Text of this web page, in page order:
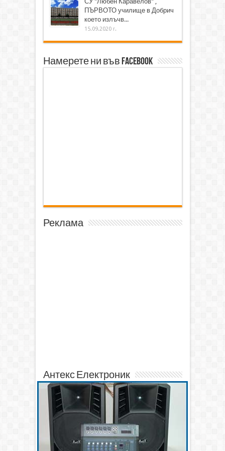
ПЪРВОТО училище в Добрич
което излъчв...
15.09.2020 г.
Намерете ни във Facebook
Реклама
Антекс Електроник